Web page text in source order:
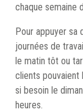
chaque semaine
Pour appuyer sa
journées de
le matin tôt ou
clients pouvaient
si besoin le
heures.